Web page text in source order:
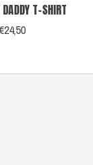
T-SHIRT
€24,50